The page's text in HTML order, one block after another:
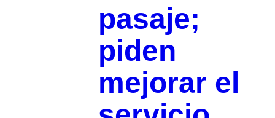
pasaje;
piden
mejorar el